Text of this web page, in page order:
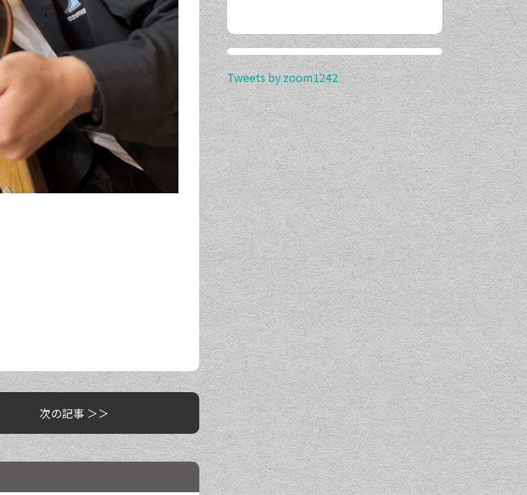
次の記事 ＞＞
Tweets by zoom1242